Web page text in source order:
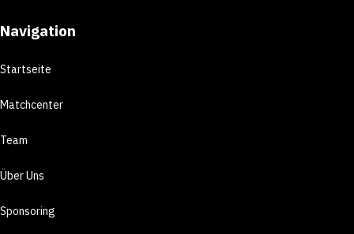
Navigation
Startseite
Matchcenter
Team
Über Uns
Sponsoring